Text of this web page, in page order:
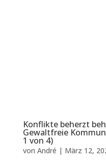
Konflikte beherzt
Gewaltfreie
1 von 4)
von André | März 12,